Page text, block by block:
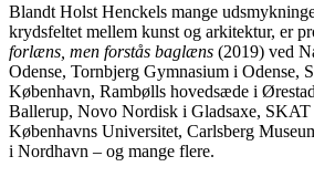
Blandt Holst Henckels mange
krydsfeltet mellem kunst og arkitektur, er
forlæns, men forstås baglæns (2019) ved
Odense, Tornbjerg Gymnasium i Odense,
København, Rambølls hovedsæde i
Ballerup, Novo Nordisk i Gladsaxe, SKAT
Københavns Universitet, Carlsberg
i Nordhavn – og mange flere.